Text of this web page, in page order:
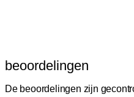
beoordelingen
De beoordelingen zijn